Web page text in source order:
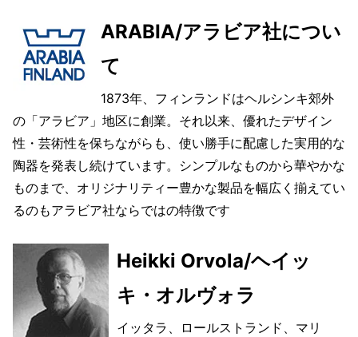
ARABIA/アラビア社につい
て
1873年、フィンランドはヘルシンキ郊外
の「アラビア」地区に創業。それ以来、優れたデザイン
性・芸術性を保ちながらも、使い勝手に配慮した実用的な
陶器を発表し続けています。シンプルなものから華やかな
ものまで、オリジナリティー豊かな製品を幅広く揃えてい
るのもアラビア社ならではの特徴です
Heikki Orvola/ヘイッ
キ・オルヴォラ
イッタラ、ロールストランド、マリ